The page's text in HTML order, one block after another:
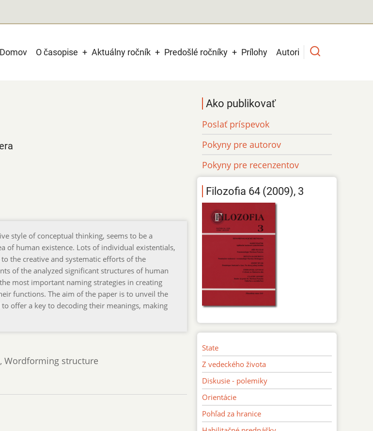
Main
Domov O časopise Aktuálny ročník Predošlé ročníky Prílohy Autori
style of conceptual thinking, seems to be a
of human existence. Lots of individual existentials,
the creative and systematic efforts of the
of the analyzed significant structures of human
most important naming strategies in creating
functions. The aim of the paper is to unveil the
offer a key to decoding their meanings, making
Wordforming structure
Ako publikovať
Poslať príspevok
Pokyny pre autorov
Pokyny pre recenzentov
Filozofia 64 (2009), 3
State
Z vedeckého života
Diskusie - polemiky
Orientácie
Pohľad za hranice